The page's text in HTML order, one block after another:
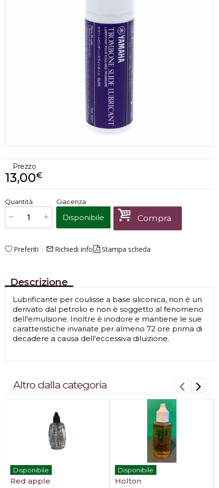
Prezzo
€
13,00
x1 Prezzo finale:€13,00
Quantità Giacenza
Disponibile Compra
Preferiti mail_outline Richiedi info Stampa scheda
Descrizione
Lubrificante per coulisse a base siliconica, non è un
derivato dal petrolio e non è soggetto al fenomeno
dell'emulsione. Inoltre è inodore e mantiene le sue
caratteristiche invariate per almeno 72 ore prima di
decadere a causa dell'eccessiva diluizione.
Altro dalla categoria
Disponibile
Red apple
Disponibile
Holton